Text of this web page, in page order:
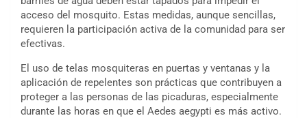
acceso del mosquito. Estas medidas, aunque sencillas,
requieren la participación activa de la comunidad para ser
efectivas.
El uso de telas mosquiteras en puertas y ventanas y la
aplicación de repelentes son prácticas que contribuyen a
proteger a las personas de las picaduras, especialmente
durante las horas en que el Aedes aegypti es más activo.